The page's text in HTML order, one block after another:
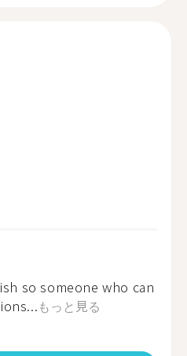
so someone who can
もっと見る